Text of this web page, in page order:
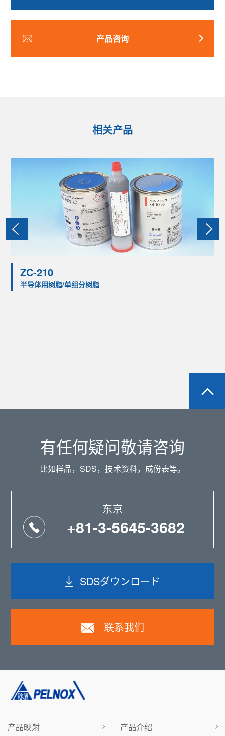
产品咨询
相关产品
ZC-210
半导体用树脂/单组分树脂
有任何疑问敬请咨询
比如样品，SDS，技术资料，成份表等。
东京
+81-3-5645-3682
SDSダウンロード
联系我们
产品映射 产品介绍